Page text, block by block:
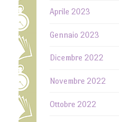
Aprile 2023
Gennaio 2023
Dicembre 2022
Novembre 2022
Ottobre 2022